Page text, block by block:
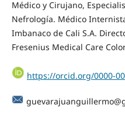
Médico y Cirujano,
Nefrología. Médico
Imbanaco de Cali S.A.
Fresenius Medical Care
https://orcid.org/0000-